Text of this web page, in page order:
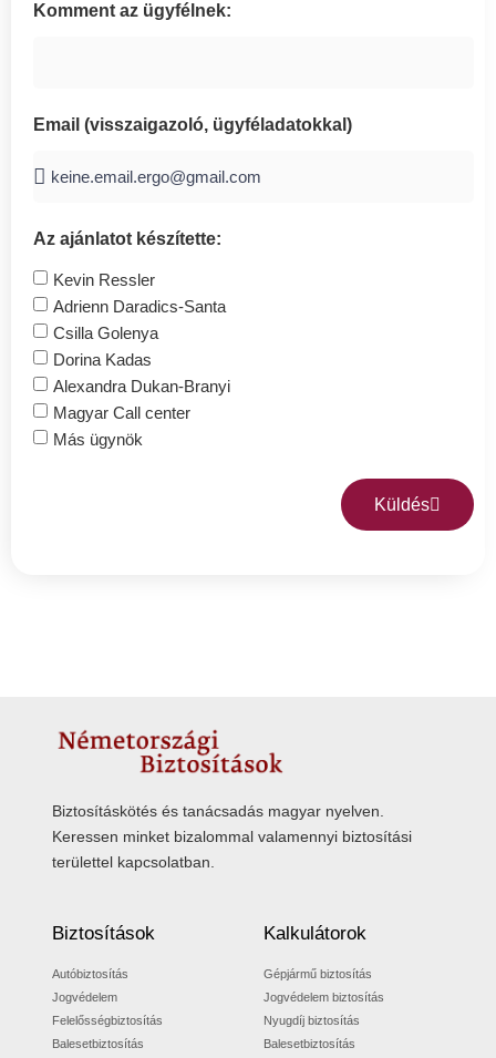
Komment az ügyfélnek:
Email (visszaigazoló, ügyféladatokkal)
Az ajánlatot készítette:
Kevin Ressler
Adrienn Daradics-Santa
Csilla Golenya
Dorina Kadas
Alexandra Dukan-Branyi
Magyar Call center
Más ügynök
Küldés
Biztosításkötés és tanácsadás magyar nyelven.
Keressen minket bizalommal valamennyi biztosítási
területtel kapcsolatban.
Biztosítások
Autóbiztosítás
Jogvédelem
Felelősségbiztosítás
Balesetbiztosítás
Kalkulátorok
Gépjármű biztosítás
Jogvédelem biztosítás
Nyugdíj biztosítás
Balesetbiztosítás